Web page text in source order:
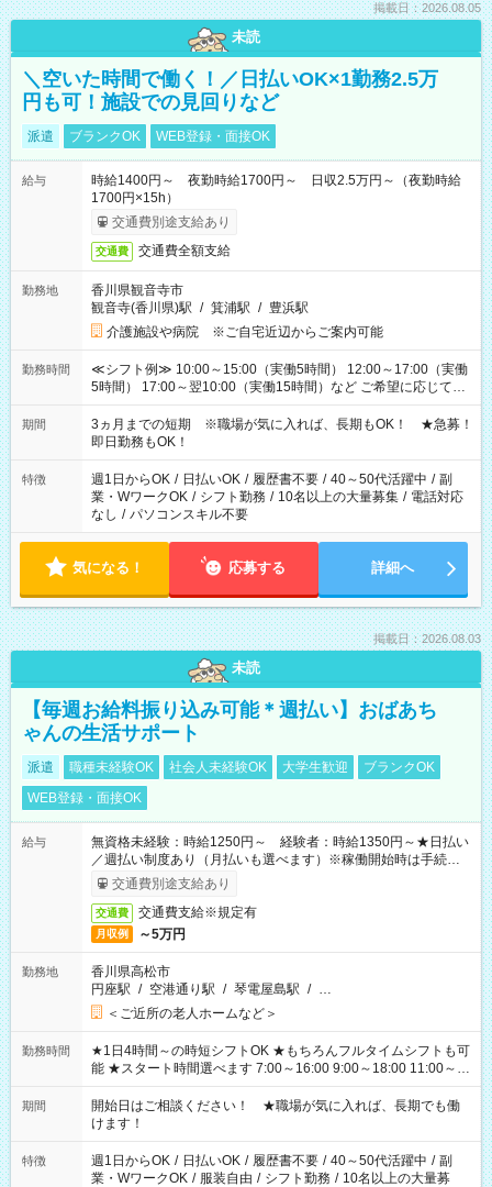
掲載日：2026.08.05
未読
＼空いた時間で働く！／日払いOK×1勤務2.5万
円も可！施設での見回りなど
派遣 ブランクOK WEB登録・面接OK
給与
時給1400円～ 夜勤時給1700円～ 日収2.5万円～（夜勤時給
1700円×15h）
交通費別途支給あり
交通費 交通費全額支給
勤務地
香川県観音寺市
観音寺(香川県)駅 / 箕浦駅 / 豊浜駅
介護施設や病院 ※ご自宅近辺からご案内可能
勤務時間
≪シフト例≫ 10:00～15:00（実働5時間） 12:00～17:00（実働
5時間） 17:00～翌10:00（実働15時間）など ご希望に応じて、
働く時間は調整できます！ お気軽に担当へ相談ください！
期間
3ヵ月までの短期 ※職場が気に入れば、長期もOK！ ★急募！
即日勤務もOK！
特徴 週1日からOK / 日払いOK / 履歴書不要 / 40～50代活躍中 / 副
業・WワークOK / シフト勤務 / 10名以上の大量募集 / 電話対応
なし / パソコンスキル不要
気になる！ 応募する 詳細へ
掲載日：2026.08.03
未読
【毎週お給料振り込み可能＊週払い】おばあち
ゃんの生活サポート
派遣 職種未経験OK 社会人未経験OK 大学生歓迎
ブランクOK
WEB登録・面接OK
給与
無資格未経験：時給1250円～ 経験者：時給1350円～★日払い
／週払い制度あり（月払いも選べます）※稼働開始時は手続き完
了次第のお支払いとなります。
交通費別途支給あり
交通費 交通費支給※規定有
月収例 ～5万円
勤務地
香川県高松市
円座駅 / 空港通り駅 / 琴電屋島駅 / …
＜ご近所の老人ホームなど＞
勤務時間
★1日4時間～の時短シフトOK ★もちろんフルタイムシフトも可
能 ★スタート時間選べます 7:00～16:00 9:00～18:00 11:00～
20:00 など 残業なし！ ※Wワークの場合、他のお仕事と合わせ
週40時間超の就業はご案内できません ※法令に基づき、週20時
間以上勤務は社会保険への加入対象となります ※労働者派遣法
（日雇い派遣の原則禁止）により、短時間・短期間の就業はご
案内が難しい場合があります
期間
開始日はご相談ください！ ★職場が気に入れば、長期でも働
けます！
特徴 週1日からOK / 日払いOK / 履歴書不要 / 40～50代活躍中 / 副
業・WワークOK / 服装自由 / シフト勤務 / 10名以上の大量募